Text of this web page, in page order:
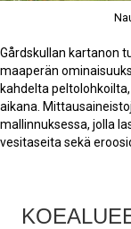
Gårdskullan kartanon
maaperän
kahdelta
aikana.
mallinnuksessa, jolla
vesitaseita sekä